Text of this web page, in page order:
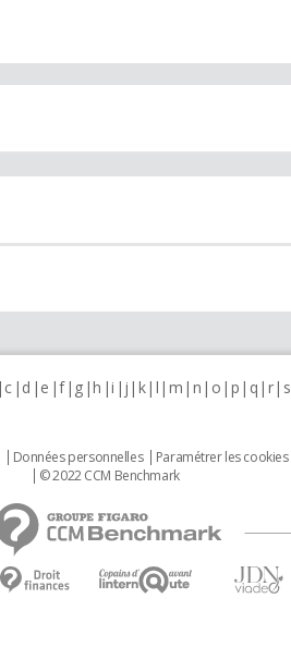
c d e f g h i j k l m n o p q r s
Données personnelles Paramétrer les cookies
© 2022 CCM Benchmark